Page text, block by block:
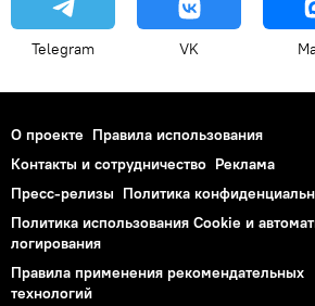
Telegram VK
О проекте Правила использования
Контакты и сотрудничество Реклама
Пресс-релизы Политика
Политика использования Cookie и
логирования
Правила применения рекомендательных
технологий